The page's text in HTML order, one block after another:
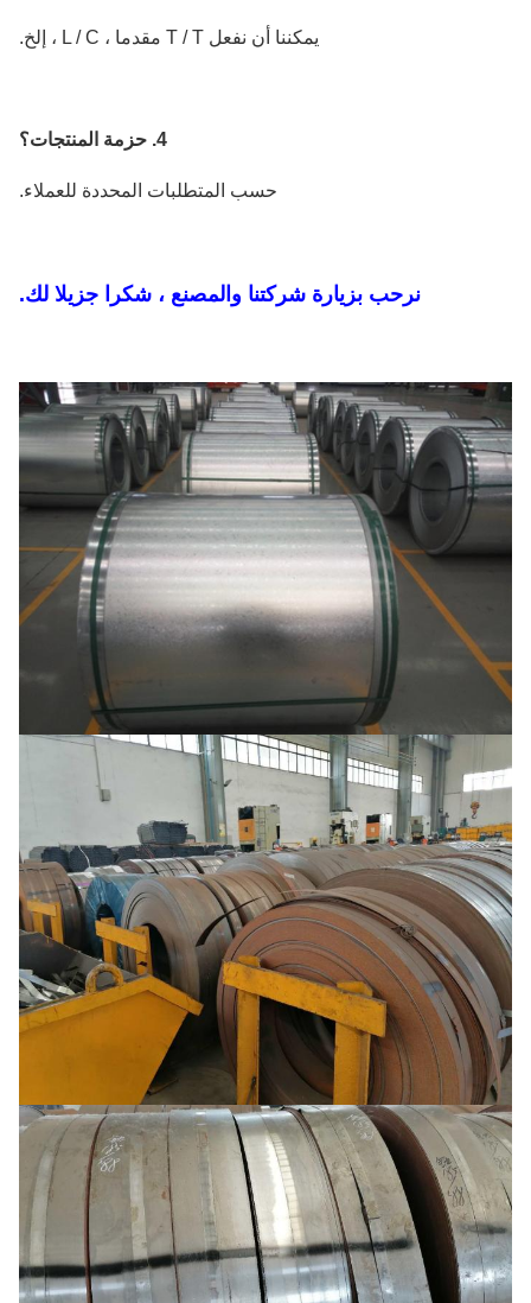
يمكننا أن نفعل T / T مقدما ، L / C ، إلخ.
حسب المتطلبات المحددة للعملاء.
نرحب بزيارة شركتنا والمصنع ، شكرا جزيلا لك.